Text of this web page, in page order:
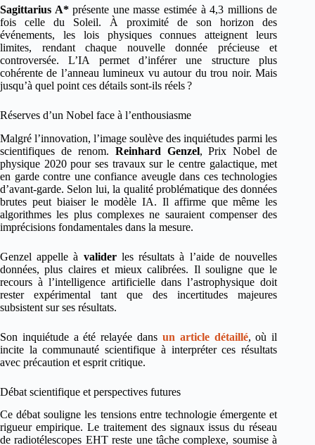
Sagittarius A*présente une masse estimée à 4,3 millions de
fois celle du Soleil. À proximité de son horizon des
événements, les lois physiques connues atteignent leurs
limites, rendant chaque nouvelle donnée précieuse et
controversée. L’IA permet d’inférer une structure plus
cohérente de l’anneau lumineux vu autour du trou noir. Mais
jusqu’à quel point ces détails sont-ils réels ?
Réserves d’un Nobel face à l’enthousiasme
Malgré l’innovation, l’image soulève des inquiétudes parmi les
scientifiques de renom. Reinhard Genzel, Prix Nobel de
physique 2020 pour ses travaux sur le centre galactique, met
en garde contre une confiance aveugle dans ces technologies
d’avant-garde. Selon lui, la qualité problématique des données
brutes peut biaiser le modèle IA. Il affirme que même les
algorithmes les plus complexes ne sauraient compenser des
imprécisions fondamentales dans la mesure.
Genzel appelle à validerles résultats à l’aide de nouvelles
données, plus claires et mieux calibrées. Il souligne que le
recours à l’intelligence artificielle dans l’astrophysique doit
rester expérimental tant que des incertitudes majeures
subsistent sur ses résultats.
Son inquiétude a été relayée dans un article détaillé, où il
incite la communauté scientifique à interpréter ces résultats
avec précaution et esprit critique.
Débat scientifique et perspectives futures
Ce débat souligne les tensions entre technologie émergente et
rigueur empirique. Le traitement des signaux issus du réseau
de radiotélescopes EHT reste une tâche complexe, soumise à